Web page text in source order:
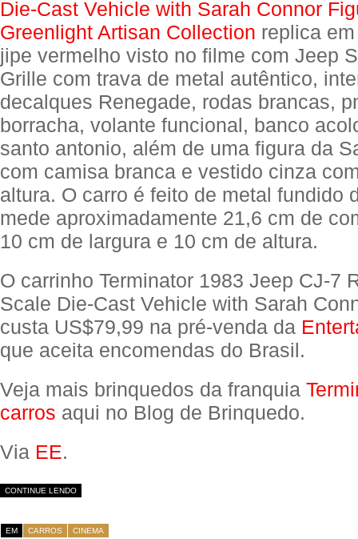
Die-Cast Vehicle with Sarah Connor
Greenlight Artisan Collection replica
jipe vermelho visto no filme com Jeep
Grille com trava de metal autêntico,
decalques Renegade, rodas brancas,
borracha, volante funcional, banco
santo antonio, além de uma figura da
com camisa branca e vestido cinza
altura. O carro é feito de metal fundido
mede aproximadamente 21,6 cm de
10 cm de largura e 10 cm de altura.
O carrinho Terminator 1983 Jeep CJ-7
Scale Die-Cast Vehicle with Sarah
custa US$79,99 na pré-venda da
que aceita encomendas do Brasil.
Veja mais brinquedos da franquia
carros aqui no Blog de Brinquedo.
Via EE.
CONTINUE LENDO
EM CARROS CINEMA